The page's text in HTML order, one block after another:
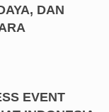
DAN
EVENT